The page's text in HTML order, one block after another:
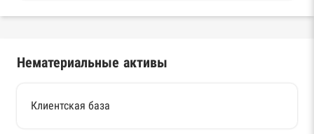
Нематериальные активы
Клиентская база